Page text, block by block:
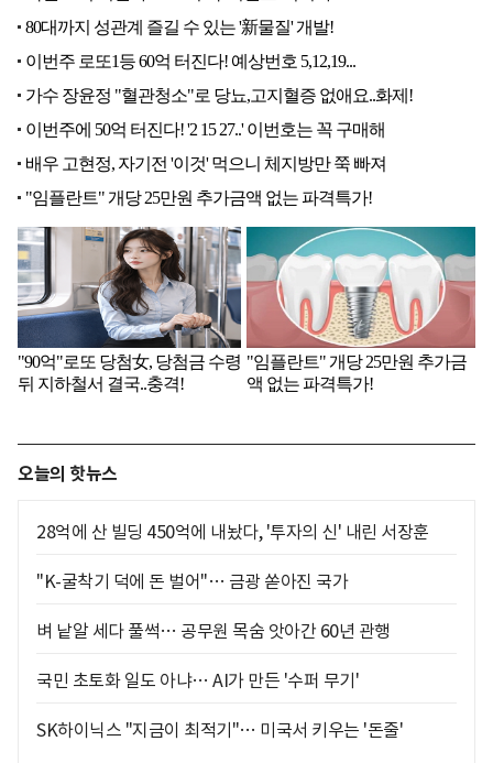
오늘의 핫뉴스
28억에 산 빌딩 450억에 내놨다, '투자의 신' 내린 서장훈
"K-굴착기 덕에 돈 벌어"… 금광 쏟아진 국가
벼 낱알 세다 풀썩… 공무원 목숨 앗아간 60년 관행
국민 초토화 일도 아냐… AI가 만든 '수퍼 무기'
SK하이닉스 "지금이 최적기"… 미국서 키우는 '돈줄'